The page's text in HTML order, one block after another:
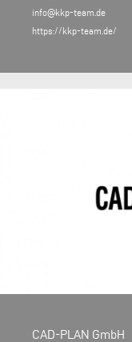
info@kkp-team.de
https://kkp-team.de/
CAD-PLAN GmbH